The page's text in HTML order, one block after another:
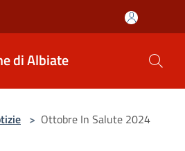
di Albiate
> Ottobre In Salute 2024